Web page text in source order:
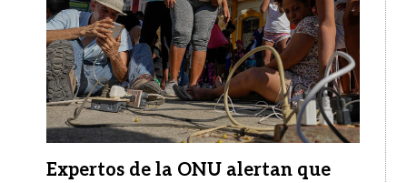
Expertos de la ONU alertan que